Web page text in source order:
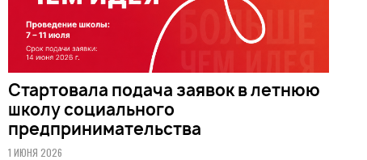
Стартовала подача заявок в летнюю
школу социального
предпринимательства
1 ИЮНЯ 2026